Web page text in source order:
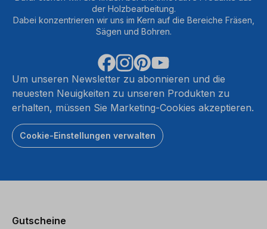
der Holzbearbeitung.
Dabei konzentrieren wir uns im Kern auf die Bereiche Fräsen,
Sägen und Bohren.
Um unseren Newsletter zu abonnieren und die
neuesten Neuigkeiten zu unseren Produkten zu
erhalten, müssen Sie Marketing-Cookies akzeptieren.
Cookie-Einstellungen verwalten
Gutscheine